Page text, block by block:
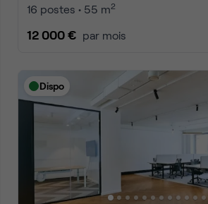
16 postes • 55 m2
12 000 € par mois
Dispo